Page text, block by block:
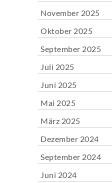
November 2025
Oktober 2025
September 2025
Juli 2025
Juni 2025
Mai 2025
März 2025
Dezember 2024
September 2024
Juni 2024